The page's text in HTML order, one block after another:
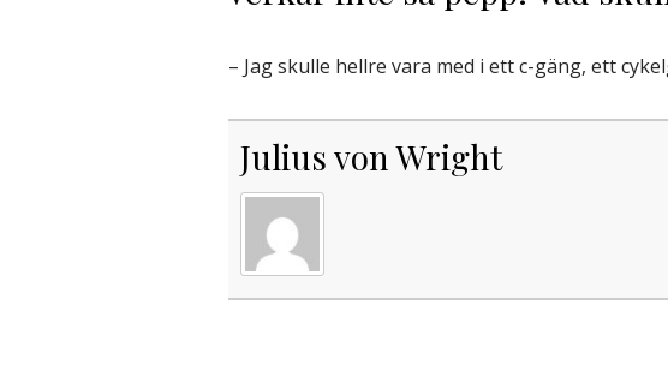
– Jag skulle hellre vara med i ett c-gäng, ett
Julius von Wright